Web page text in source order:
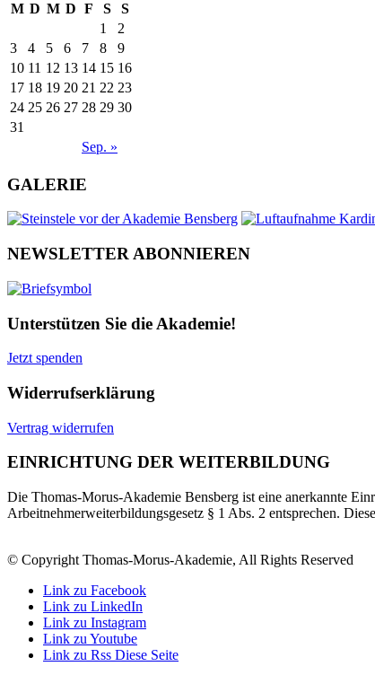
M D M D F S S
Sep. »
1
2
3
4 5 6 7 8
9
10 11 12 13 14 15 16
17 18 19 20 21 22 23
24 25 26 27 28 29 30
31
GALERIE
NEWSLETTER ABONNIEREN
Unterstützen Sie die Akademie!
Jetzt spenden
Widerrufserklärung
Vertrag widerrufen
EINRICHTUNG DER WEITERBILDUNG
Die Thomas-Morus-Akademie Bensberg ist eine anerkannte
Arbeitnehmerweiterbildungsgesetz § 1 Abs. 2 entsprechen.
© Copyright Thomas-Morus-Akademie, All Rights Reserved
Link zu Facebook
Link zu LinkedIn
Link zu Instagram
Link zu Youtube
Link zu Rss Diese Seite